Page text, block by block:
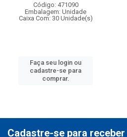
Código: 471090
Embalagem: Unidade
Caixa Com: 30 Unidade(s)
Faça seu login ou
cadastre-se para
comprar.
Cadastre-se para